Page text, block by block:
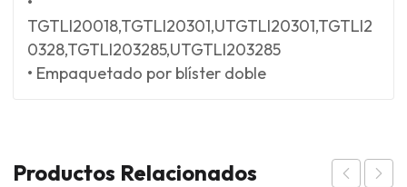
TGTLI20018,TGTLI20301,UTGTLI20301,TGTLI2
0328,TGTLI203285,UTGTLI203285
• Empaquetado por blíster doble
Productos Relacionados